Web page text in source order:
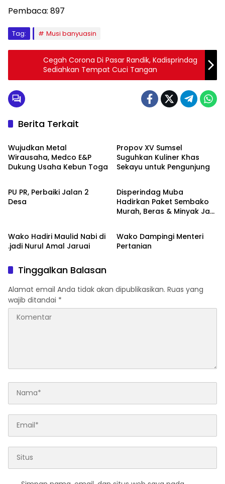
Pembaca: 897
Tag: Musi banyuasin
Cegah Corona Di Pasar Randik, Kadisprindag
Sediahkan Tempat Cuci Tangan
Berita Terkait
Advetorial
Wujudkan Metal
Wirausaha, Medco E&P
Dukung Usaha Kebun Toga
Propov XV Sumsel
Suguhkan Kuliner Khas
Sekayu untuk Pengunjung
Musi Banyuasin
PU PR, Perbaiki Jalan 2
Desa
Musi Banyuasin
Disperindag Muba
Hadirkan Paket Sembako
Murah, Beras & Minyak Jadi
Wako Hadiri Maulid Nabi di
.jadi Nurul Amal Jaruai
Musi Banyuasin
Wako Dampingi Menteri
Pertanian
Tinggalkan Balasan
Alamat email Anda tidak akan dipublikasikan. Ruas yang
wajib ditandai *